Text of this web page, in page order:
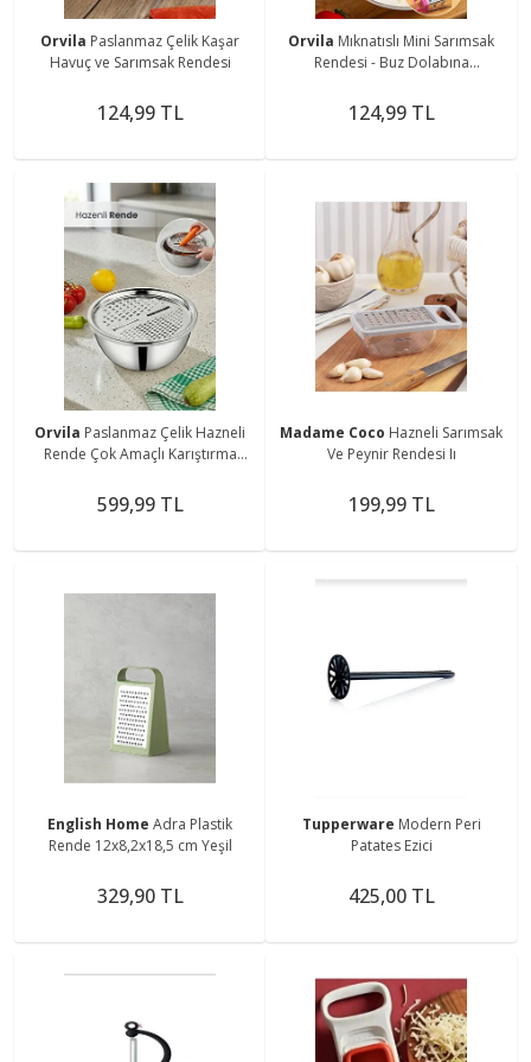
Orvila Paslanmaz Çelik Kaşar
Havuç ve Sarımsak Rendesi
124,99 TL
Orvila Mıknatıslı Mini Sarımsak
Rendesi - Buz Dolabına
124,99 TL
Orvila Paslanmaz Çelik Hazneli
Rende Çok Amaçlı Karıştırma
599,99 TL
Madame Coco Hazneli Sarımsak
Ve Peynir Rendesi Iı
199,99 TL
English Home Adra Plastik
Rende 12x8,2x18,5 cm Yeşil
329,90 TL
Tupperware Modern Peri
Patates Ezici
425,00 TL